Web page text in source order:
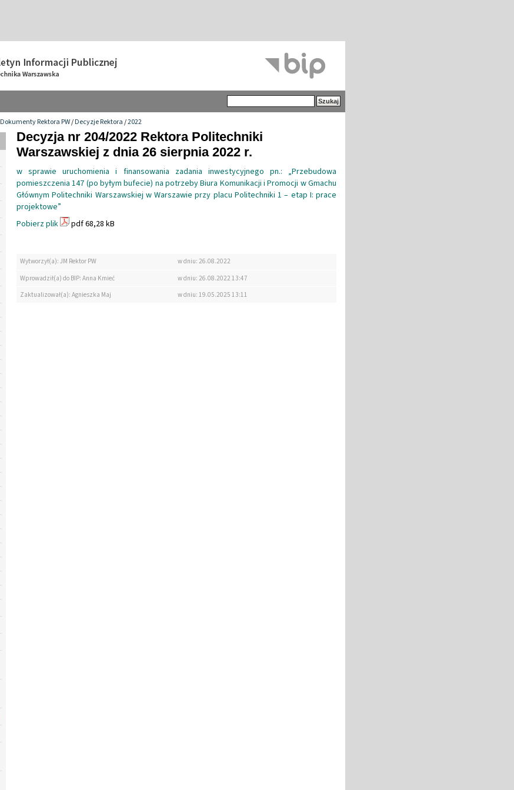
Dokumenty Rektora PW/Decyzje Rektora/2022
Decyzja nr 204/2022 Rektora Politechniki
Warszawskiej z dnia 26 sierpnia 2022 r.
w sprawie uruchomienia i finansowania zadania inwestycyjnego pn.: „Przebudowa
pomieszczenia 147 (po byłym bufecie) na potrzeby Biura Komunikacji i Promocji w Gmachu
Głównym Politechniki Warszawskiej w Warszawie przy placu Politechniki 1 – etap I: prace
projektowe”
Pobierz plik
pdf 68,28 kB
Wytworzył(a): JM Rektor PW
w dniu: 26.08.2022
Wprowadził(a) do BIP: Anna Kmieć
w dniu: 26.08.2022 13:47
Zaktualizował(a): Agnieszka Maj
w dniu: 19.05.2025 13:11